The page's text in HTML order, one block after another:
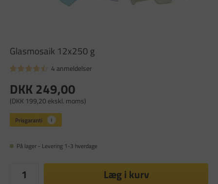
Glasmosaik 12x250 g
4 anmeldelser
DKK 249,00
(DKK 199,20 ekskl. moms)
På lager - Levering 1-3 hverdage
Læg i kurv